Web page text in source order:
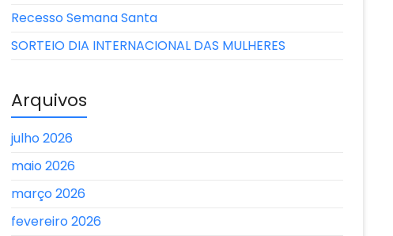
Recesso Semana Santa
SORTEIO DIA INTERNACIONAL DAS MULHERES
Arquivos
julho 2026
maio 2026
março 2026
fevereiro 2026